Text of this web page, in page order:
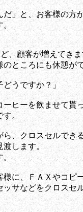
」と、お客様の方
。
、顧客が増えてきま
ところにも休憩が
うですか？」
ーを飲ませて貰
。
クロスセルでき
します。
。
に、ＦＡＸやコピ
などをクロスセ